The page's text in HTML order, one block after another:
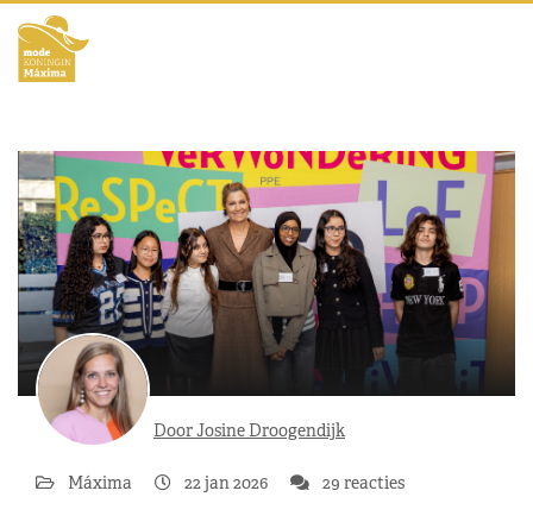
Door Josine Droogendijk
Máxima 22 jan 2026 29 reacties